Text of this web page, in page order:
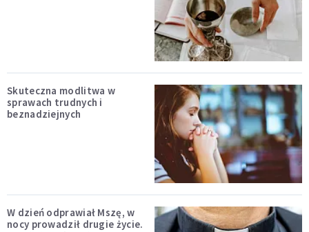
Skuteczna modlitwa w
sprawach trudnych i
beznadziejnych
W dzień odprawiał Mszę, w
nocy prowadził drugie życie.